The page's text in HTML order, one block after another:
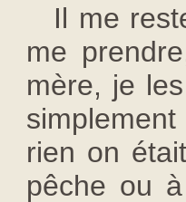
Il me
me
mère, je
rien on
pêche ou